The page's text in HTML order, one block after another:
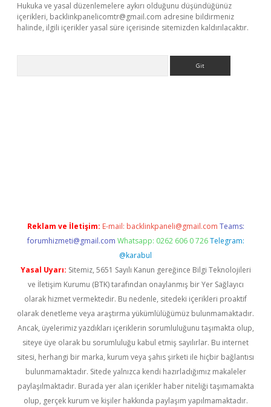
Hukuka ve yasal düzenlemelere aykırı olduğunu düşündüğünüz
içerikleri, backlinkpanelicomtr@gmail.com adresine bildirmeniz
halinde, ilgili içerikler yasal süre içerisinde sitemizden kaldırılacaktır.
Reklam ve İletişim: E-mail: backlinkpaneli@gmail.com Teams:
forumhizmeti@gmail.com Whatsapp: 0262 606 0 726 Telegram:
@karabul
Yasal Uyarı: Sitemiz, 5651 Sayılı Kanun gereğince Bilgi Teknolojileri
ve İletişim Kurumu (BTK) tarafından onaylanmış bir Yer Sağlayıcı
olarak hizmet vermektedir. Bu nedenle, sitedeki içerikleri proaktif
olarak denetleme veya araştırma yükümlülüğümüz bulunmamaktadır.
Ancak, üyelerimiz yazdıkları içeriklerin sorumluluğunu taşımakta olup,
siteye üye olarak bu sorumluluğu kabul etmiş sayılırlar. Bu internet
sitesi, herhangi bir marka, kurum veya şahıs şirketi ile hiçbir bağlantısı
bulunmamaktadır. Sitede yalnızca kendi hazırladığımız makaleler
paylaşılmaktadır. Burada yer alan içerikler haber niteliği taşımamakta
olup, gerçek kurum ve kişiler hakkında paylaşım yapılmamaktadır.